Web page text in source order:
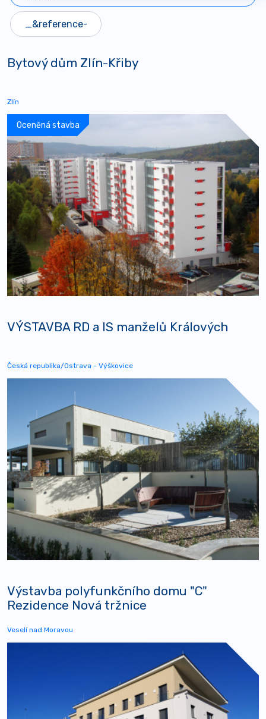
Bytový dům Zlín-Křiby
Zlín
Oceněná stavba
VÝSTAVBA RD a IS manželů Králových
Česká republika/Ostrava - Výškovice
Výstavba polyfunkčního domu "C"
Rezidence Nová tržnice
Veselí nad Moravou